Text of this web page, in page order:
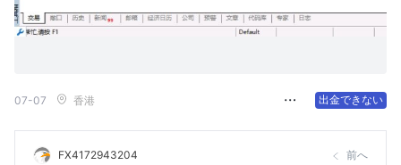
07-07 香港 出金できない
FX4172943204 前へ